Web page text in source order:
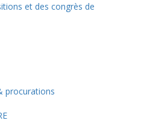
et des congrès de
procurations